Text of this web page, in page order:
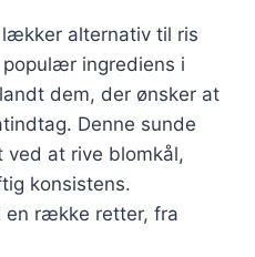
lækker alternativ til ris
ingrediens i
dem, der ønsker at
Denne sunde
ved at rive blomkål,
konsistens.
en række retter, fra